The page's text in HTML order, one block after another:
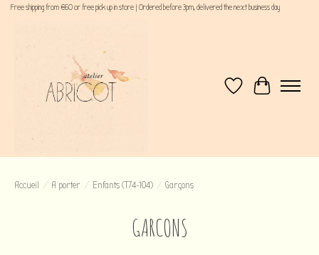
Free shipping from €60 or free pick up in store | Ordered before 3pm, delivered the next business day
Liste de souhaits
Panier
Accueil / A porter / Enfants (T74-104) / Garçons
GARCONS